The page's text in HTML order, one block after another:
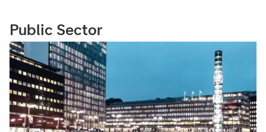
Public Sector